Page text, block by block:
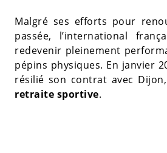
Malgré ses efforts pour
passée, l’international
redevenir pleinement
pépins physiques. En janvier
résilié son contrat avec
retraite sportive.